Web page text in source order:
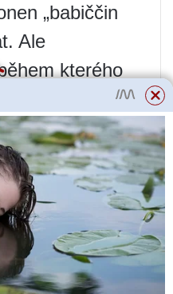
„babiččin
Ale
kterého
potřeba
– lékaři. Pokud
příznaky
tělesná
v